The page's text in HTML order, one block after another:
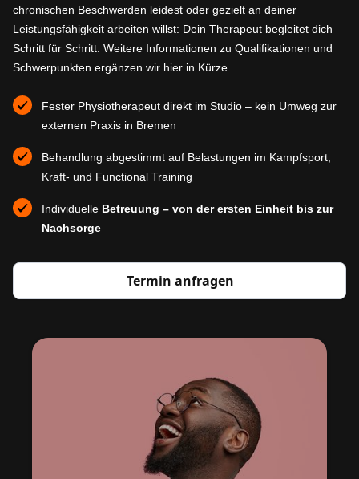
chronischen Beschwerden leidest oder gezielt an deiner
Leistungsfähigkeit arbeiten willst: Dein Therapeut begleitet dich
Schritt für Schritt. Weitere Informationen zu Qualifikationen und
Schwerpunkten ergänzen wir hier in Kürze.
Fester Physiotherapeut direkt im Studio – kein Umweg zur
externen Praxis in Bremen
Behandlung abgestimmt auf Belastungen im Kampfsport,
Kraft- und Functional Training
Individuelle Betreuung – von der ersten Einheit bis zur
Nachsorge
Termin anfragen